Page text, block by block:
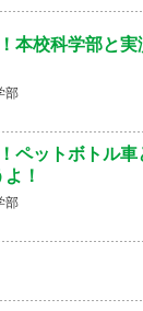
本校科学部と
部
ペットボトル
！
部